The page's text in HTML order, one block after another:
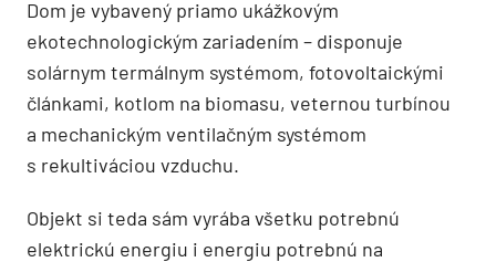
Dom je vybavený priamo ukážkovým
ekotechnologickým zariadením – disponuje
solárnym termálnym systémom, fotovoltaickými
článkami, kotlom na biomasu, veternou turbínou
a mechanickým ventilačným systémom
s rekultiváciou vzduchu.
Objekt si teda sám vyrába všetku potrebnú
elektrickú energiu i energiu potrebnú na